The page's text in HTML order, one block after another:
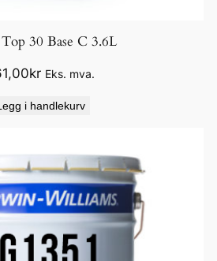
30 Base C 3.6L
kr Eks. mva.
i handlekurv